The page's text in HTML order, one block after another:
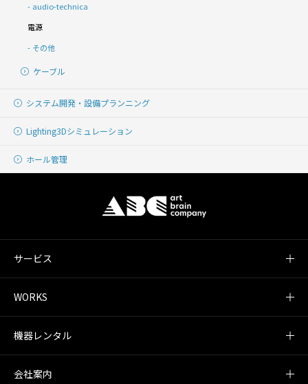
audio-technica
電源
その他
ケーブル
システム開発・ 設備プランニング
Lighting3Dシミュレーション
ホール管理
サービス
WORKS
機器レンタル
会社案内